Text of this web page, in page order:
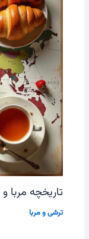
تاریخچه مربا
ترشی و مربا